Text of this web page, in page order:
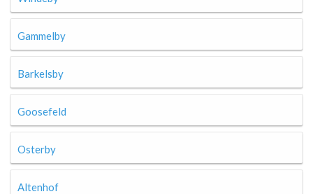
Gammelby
Barkelsby
Goosefeld
Osterby
Altenhof